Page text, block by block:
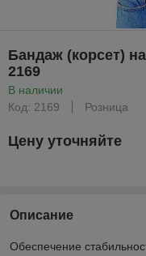
Бандаж (корсет)
2169
В наличии
Код: 2169
Розница
Цену уточняйте
Описание
Обеспечение